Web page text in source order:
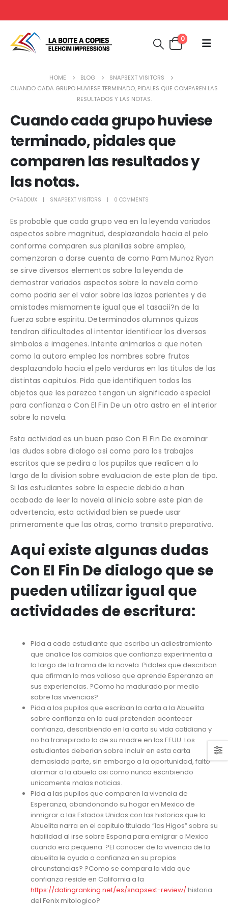
0
HOME BLOG
SNAPSEXT VISITORS
CUANDO CADA GRUPO HUVIESE TERMINADO, PIDALES QUE COMPAREN LAS
RESULTADOS Y LAS NOTAS.
Cuando cada grupo huviese
terminado, pidales que
comparen las resultados y
las notas.
CYRADOUX SNAPSEXT VISITORS 0 COMMENTS
Es probable que cada grupo vea en la leyenda variados
aspectos sobre magnitud, desplazandolo hacia el pelo
conforme comparen sus planillas sobre empleo,
comenzaran a darse cuenta de como Pam Munoz Ryan
se sirve diversos elementos sobre la leyenda de
demostrar variados aspectos sobre la novela como
como podri­a ser el valor sobre las lazos parientes y de
amistades mismamente igual que el tasacii?n de la
fuerza sobre espiritu. Determinados alumnos quizas
tendran dificultades al intentar identificar los diversos
simbolos e imagenes. Intente animarlos a que noten
como la autora emplea los nombres sobre frutas
desplazandolo hacia el pelo verduras en las titulos de las
distintas capitulos. Pida que identifiquen todos las
objetos que les parezca tengan un significado especial
para confianza o Con El Fin De un otro astro en el interior
sobre la novela.
Esta actividad es un buen paso Con El Fin De examinar
las dudas sobre dialogo asi­ como para los trabajos
escritos que se pedira a los pupilos que realicen a lo
largo de la division sobre evaluacion de este plan de tipo.
Si las estudiantes sobre la especie debido a han
acabado de leer la novela al inicio sobre este plan de
advertencia, esta actividad bien se puede usar
primeramente que las otras, como transito preparativo.
Aqui existe algunas dudas
Con El Fin De dialogo que se
pueden utilizar igual que
actividades de escritura:
Pida a cada estudiante que escriba un adiestramiento
que analice los cambios que confianza experimenta a
lo largo de la trama de la novela. Pidales que describan
que afirman lo mas valioso que aprende Esperanza en
sus experiencias. ?Como ha madurado por medio
sobre las vivencias?
Pida a los pupilos que escriban la carta a la Abuelita
sobre confianza en la cual pretenden acontecer
confianza, describiendo en la carta su vida cotidiana y
no ha transpirado la de su madre en las EEUU. Los
estudiantes deberi­an sobre incluir en esta carta
demasiado parte, sin embargo a la oportunidad, falto
alarmar a la abuela asi­ como nunca escribiendo
unicamente malas noticias.
Pida a las pupilos que comparen la vivencia de
Esperanza, abandonando su hogar en Mexico de
inmigrar a las Estados Unidos con las historias que la
Abuelita narra en el capitulo titulado “las Higos” sobre su
habilidad al irse sobre Espana para emigrar a Mexico
cuando era pequena. ?El conocer de la vivencia de la
abuelita le ayuda a confianza en su propias
circunstancias? ?Como se compara la vida que
confianza reside en California a la
https://datingranking.net/es/snapsext-review/historia
del Fenix mitologico?